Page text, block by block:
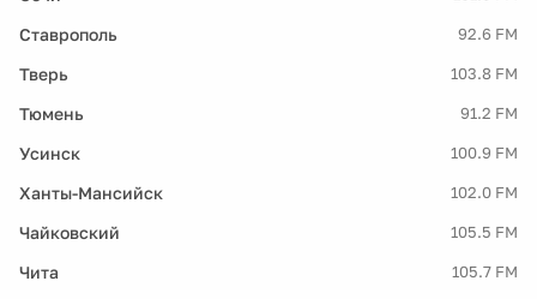
Ставрополь 92.6 FM
Тверь 103.8 FM
Тюмень 91.2 FM
Усинск 100.9 FM
Ханты-Мансийск 102.0 FM
Чайковский 105.5 FM
Чита 105.7 FM